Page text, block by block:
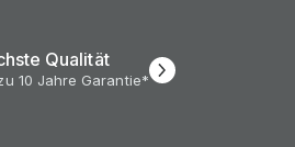
Qualität
10 Jahre Garantie*